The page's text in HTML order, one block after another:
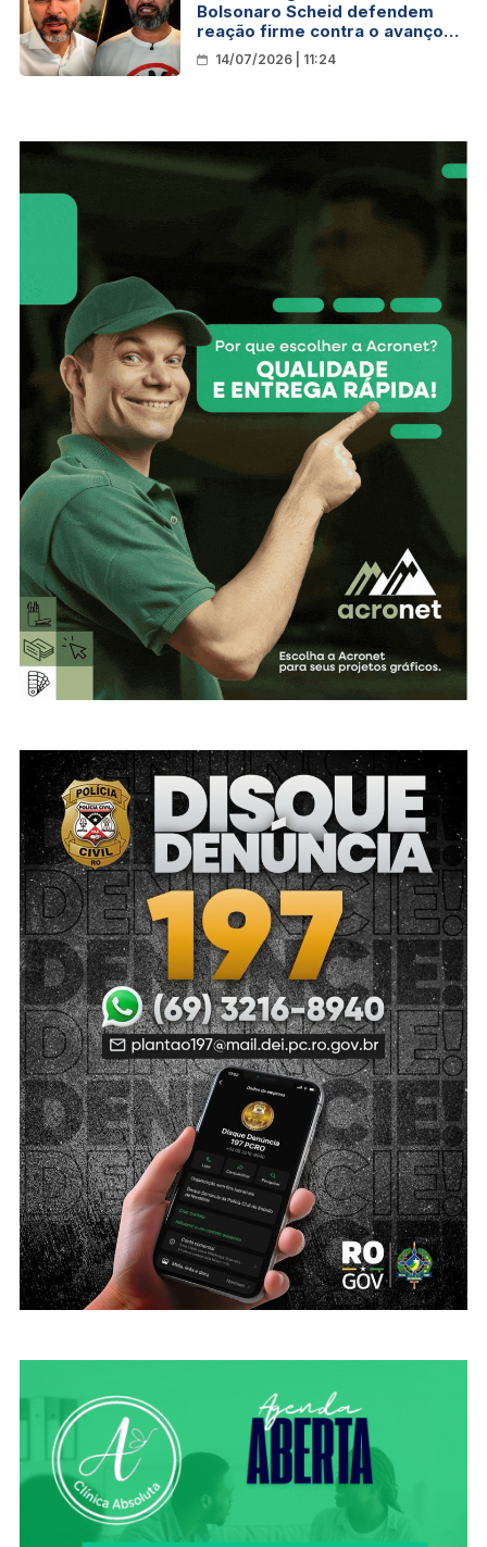
Bolsonaro Scheid defendem
reação firme contra o avanço
da violência em Rondônia
14/07/2026 | 11:24